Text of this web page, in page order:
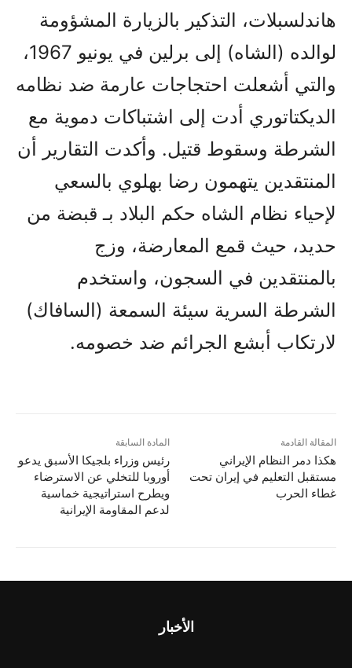
هاندلسبلات، التذكير بالزيارة المشؤومة
لوالده (الشاه) إلى برلين في يونيو 1967،
والتي أشعلت احتجاجات عارمة ضد نظامه
الديكتاتوري أدت إلى اشتباكات دموية مع
الشرطة وسقوط قتيل. وأكدت التقارير أن
المنتقدين يتهمون رضا بهلوي بالسعي
لإحياء نظام الشاه حكم البلاد بـ قبضة من
حديد، حيث قمع المعارضة، وزج
بالمنتقدين في السجون، واستخدم
الشرطة السرية سيئة السمعة (السافاك)
لارتكاب أبشع الجرائم ضد خصومه.
المادة السابقة
رئيس وزراء بلجيكا الأسبق يدعو
أوروبا للتخلي عن الاسترضاء
ويطرح استراتيجية خماسية
لدعم المقاومة الإيرانية
المقالة القادمة
هکذا دمر النظام الإيراني
مستقبل التعليم في إيران تحت
غطاء الحرب
الأخبار